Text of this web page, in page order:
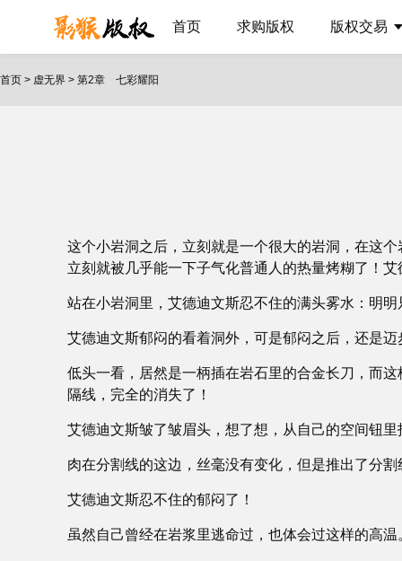
首页 求购版权 版权交易
首页 > 虚无界 > 第2章 七彩耀阳
这个小岩洞之后，立刻就是一个很大的岩洞，在这
立刻就被几乎能一下子气化普通人的热量烤糊了！
站在小岩洞里，艾德迪文斯忍不住的满头雾水：明
艾德迪文斯郁闷的看着洞外，可是郁闷之后，还是
低头一看，居然是一柄插在岩石里的合金长刀，而
隔线，完全的消失了！
艾德迪文斯皱了皱眉头，想了想，从自己的空间钮
肉在分割线的这边，丝毫没有变化，但是推出了分
艾德迪文斯忍不住的郁闷了！
虽然自己曾经在岩浆里逃命过，也体会过这样的高